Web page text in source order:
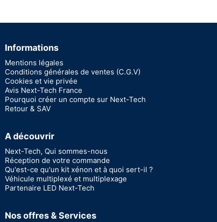
Informations
Mentions légales
Conditions générales de ventes (C.G.V)
Cookies et vie privée
Avis Next-Tech France
Pourquoi créer un compte sur Next-Tech
Retour & SAV
A découvrir
Next-Tech, Qui sommes-nous
Réception de votre commande
Qu'est-ce qu'un kit xénon et à quoi sert-il ?
Véhicule multiplexé et multiplexage
Partenaire LED Next-Tech
Nos offres & Services